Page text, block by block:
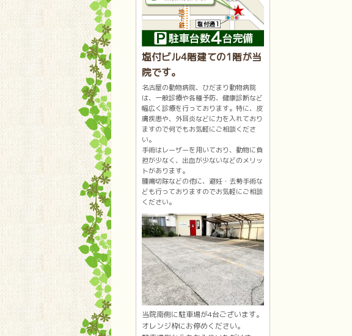
塩付ビル4階建ての1階が当
院です。
名古屋の動物病院、ひだまり動物病院
は、一般診療や各種予防、健康診断など
幅広く診療を行っております。特に、皮
膚疾患や、外耳炎などに力を入れており
ますので何でもお気軽にご相談くださ
い。
手術はレーザーを用いており、動物に負
担が少なく、出血が少ないなどのメリッ
トがあります。
腫瘍切除などの他に、避妊・去勢手術な
ども行っておりますのでお気軽にご相談
ください。
当院南側に駐車場が4台ございます。
オレンジ枠にお停めください。